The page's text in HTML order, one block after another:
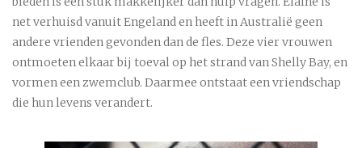
net verhuisd vanuit Engeland en heeft in Australië geen
andere vrienden gevonden dan de fles. Deze vier vrouwen
ontmoeten elkaar bij toeval op het strand van Shelly Bay, en
vormen een zwemclub. Daarmee ontstaat een vriendschap
die hun levens verandert.